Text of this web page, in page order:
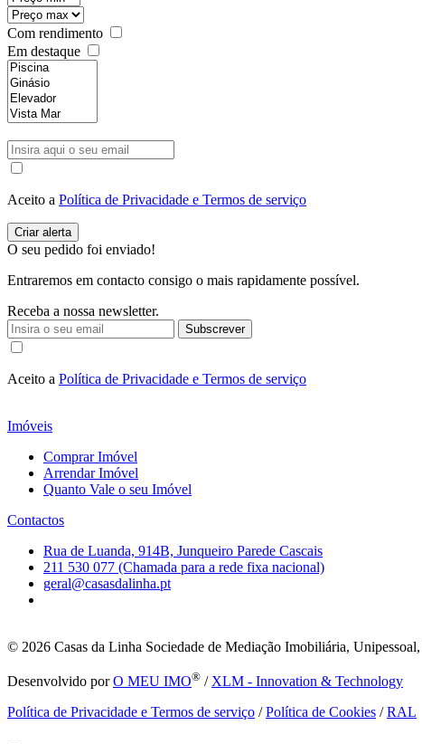
Com rendimento
Em destaque
Aceito a Política de Privacidade e Termos de serviço
O seu pedido foi enviado!
Entraremos em contacto consigo o mais rapidamente possível.
Receba a nossa newsletter.
Subscrever
Aceito a Política de Privacidade e Termos de serviço
Imóveis
Comprar Imóvel
Arrendar Imóvel
Quanto Vale o seu Imóvel
Contactos
Rua de Luanda, 914B, Junqueiro Parede Cascais
211 530 077 (Chamada para a rede fixa nacional)
geral@casasdalinha.pt
© 2026 Casas da Linha Sociedade de Mediação Imobiliária,
Desenvolvido porO MEU IMO® / XLM - Innovation & Technology
Política de Privacidade e Termos de serviço /Política de Cookies /RAL